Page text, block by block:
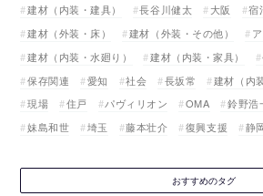
建材（内装・建具）
長谷川健太 大阪 宿
建材（外装・床）
建材（外装・その他）
建材（内装・水廻り）
建材（内装・家具）
保存関連
愛知 社会 長坂常 建材（内
現場
住戸 パヴィリオン OMA 鈴野浩
妹島和世
埼玉 藤本壮介 復興支援 静
おすすめのタグ